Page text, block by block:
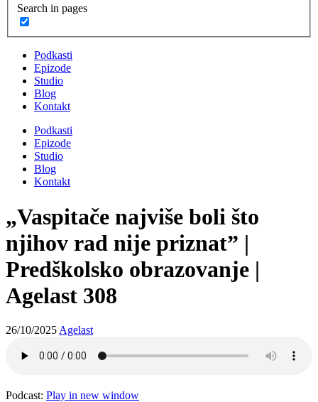
Search in pages
Podkasti
Epizode
Studio
Blog
Kontakt
Podkasti
Epizode
Studio
Blog
Kontakt
„Vaspitače najviše boli što
njihov rad nije priznat” |
Predškolsko obrazovanje |
Agelast 308
26/10/2025 Agelast
Podcast: Play in new window